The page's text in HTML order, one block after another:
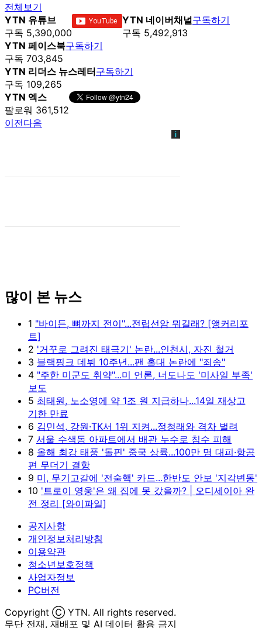
전체보기
YTN 유튜브
구독 5,390,000
YTN 네이버채널
구독 5,492,913
구독하기
YTN 페이스북
구독 703,845
구독하기
YTN 리더스 뉴스레터
구독 109,265
구독하기
YTN 엑스
팔로워 361,512
이전다음
많이 본 뉴스
1 "바이든, 뼈까지 전이"...전립선암 뭐길래? [앵커리포
트]
2 '거꾸로 그려진 태극기' 논란...인천시, 자진 철거
3 블랙핑크 데뷔 10주년...팬 홀대 논란에 "죄송"
4 "주한 미군도 취약"...미 언론, 너도나도 '미사일 부족'
보도
5 최태원, 노소영에 약 1조 원 지급하나...14일 재상고
기한 만료
6 김민석, 강원·TK서 1위 지켜...정청래와 격차 벌려
7 서울 수색동 아파트에서 배관 누수로 침수 피해
8 올해 최강 태풍 '돌핀' 중국 상륙...100만 명 대피·항공
편 무더기 결항
9 미, 무기고갈에 '전술핵' 카드...한반도 안보 '지각변동'
10 '트로이 영웅'은 왜 집에 못 갔을까? | 오디세이아 완
전 정리 [와이파일]
공지사항
개인정보처리방침
이용약관
청소년보호정책
사업자정보
PC버전
Copyright Ⓒ YTN. All rights reserved.
무단 전재, 재배포 및 AI 데이터 활용 금지